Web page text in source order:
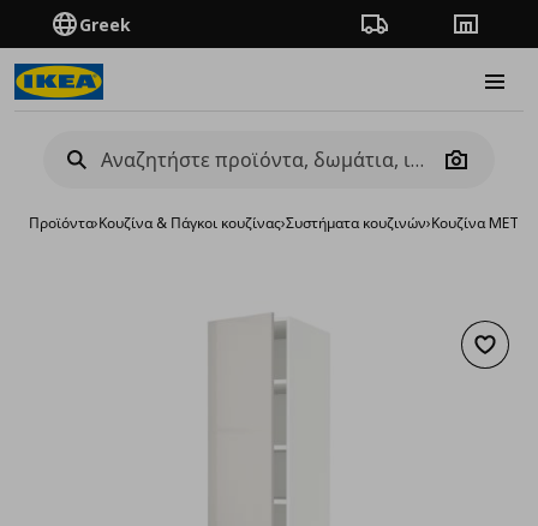
Greek Πορεία παραγγελίας
Camera
Προϊόντα›Κουζίνα & Πάγκοι κουζίνας›Συστήματα κουζινών›Κουζίνα